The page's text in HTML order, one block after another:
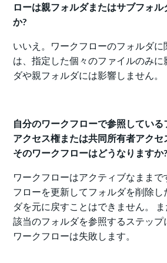
ローは親フォルダまたはサブフォ
か?
いいえ。ワークフローのフォルダに
は、指定した個々のファイルのみ
ダや親フォルダには影響しません。
自分のワークフローで参照してい
アクセス権または共同所有者アクセ
そのワークフローはどうなりますか?
ワークフローはアクティブなままで
フローを更新してフォルダを削除
ダを元に戻すことはできません。 ま
該当のフォルダを参照するステッ
ワークフローは失敗します。